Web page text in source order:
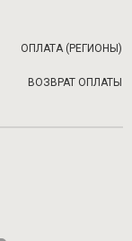
ОПЛАТА (РЕГИОНЫ)
ВОЗВРАТ ОПЛАТЫ